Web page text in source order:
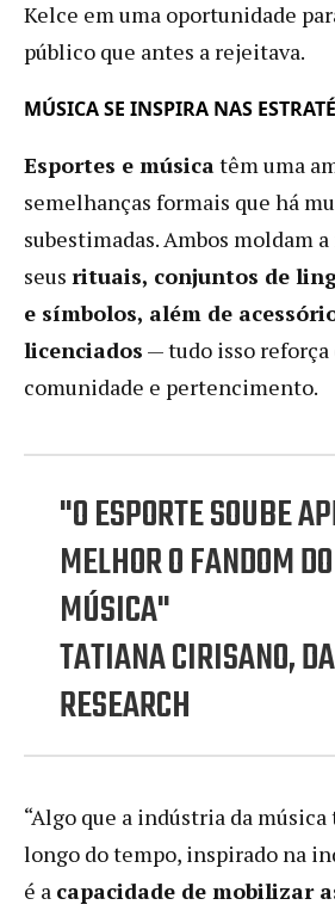
Kelce em uma oportunidade
público que antes a rejeitava.
MÚSICA SE INSPIRA NAS
Esportes e músicatêm uma
semelhanças formais que há
subestimadas. Ambos moldam
seus rituais, conjuntos de
e símbolos, além de
licenciados — tudo isso reforça
comunidade e pertencimento.
"O ESPORTE SOUBE
MELHOR O FANDOM
MÚSICA"
TATIANA CIRISANO,
RESEARCH
“Algo que a indústria da
longo do tempo, inspirado na
é a capacidade de mobilizar